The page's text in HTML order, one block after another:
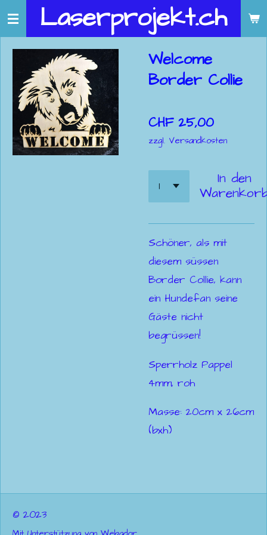
Zum
springen
Laserprojekt.ch
Welcome
Border Collie
CHF 25,00
zzgl. Versandkosten
In den
Schöner, als mit
diesem süssen
Border Collie, kann
ein Hundefan seine
Gäste nicht
begrüssen!
Sperrholz Pappel
4mm, roh
Masse: 20cm x 26cm
(bxh)
© 2023